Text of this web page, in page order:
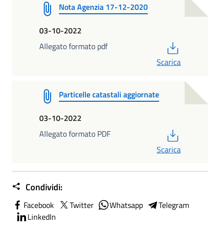
Nota Agenzia 17-12-2020
03-10-2022
Allegato formato pdf
Scarica
Particelle catastali aggiornate
03-10-2022
Allegato formato PDF
Scarica
Condividi:
Facebook Twitter Whatsapp
Telegram
LinkedIn